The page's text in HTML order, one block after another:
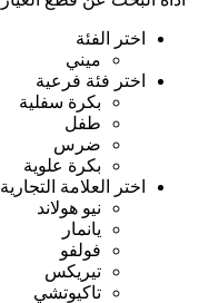
اختر الفئة
ميني
اختر فئة فرعية
بكرة سفلية
طفل
ضرس
بكرة علوية
اختر العلامة التجارية
نيو هولاند
يانمار
فولفو
تيريكس
تاكيوتشي